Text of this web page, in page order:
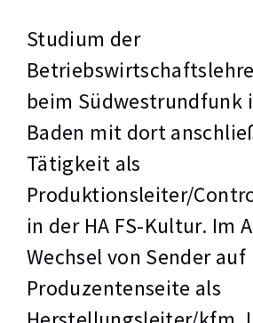
Studium der
beim Südwestrundfunk
Baden mit dort
Tätigkeit als
Produktionsleiter/
in der HA FS-Kultur. Im
Wechsel von Sender auf
Produzentenseite als